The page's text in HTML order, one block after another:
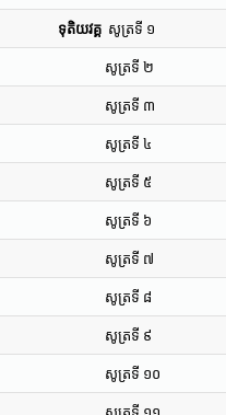
ទុតិយវគ្គ សូត្រទី ១
សូត្រទី ២
សូត្រទី ៣
សូត្រទី ៤
សូត្រទី ៥
សូត្រទី ៦
សូត្រទី ៧
សូត្រទី ៨
សូត្រទី ៩
សូត្រទី ១០